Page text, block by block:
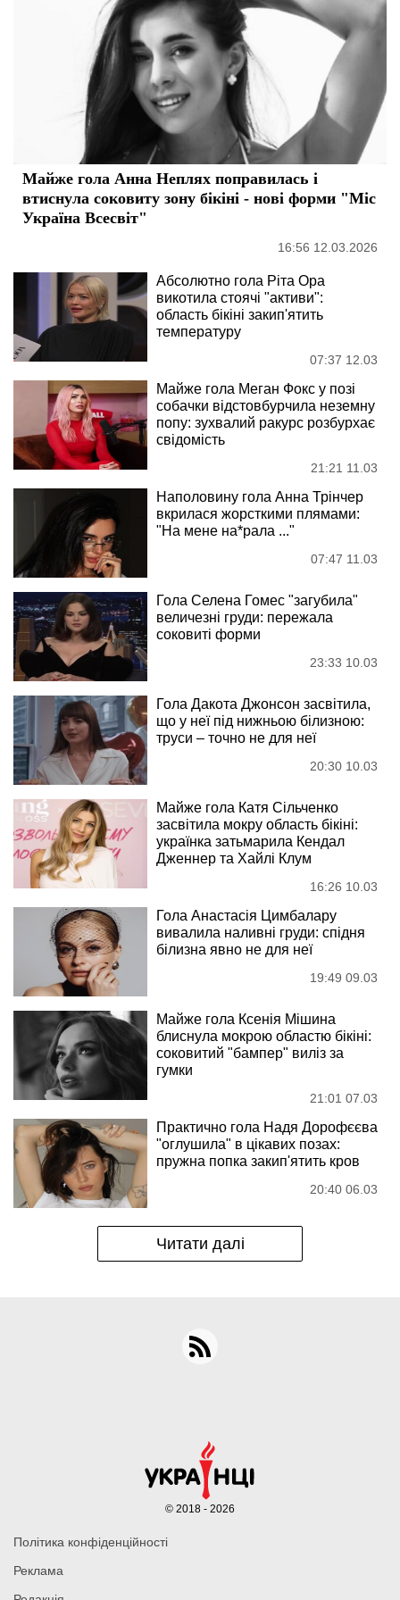
Майже гола Анна Неплях поправилась і
втиснула соковиту зону бікіні - нові форми "Міс
Україна Всесвіт"
16:56 12.03.2026
Абсолютно гола Ріта Ора
викотила стоячі "активи":
область бікіні закип'ятить
температуру
07:37 12.03
Майже гола Меган Фокс у позі
собачки відстовбурчила неземну
попу: зухвалий ракурс розбурхає
свідомість
21:21 11.03
Наполовину гола Анна Трінчер
вкрилася жорсткими плямами:
"На мене на*рала ..."
07:47 11.03
Гола Селена Гомес "загубила"
величезні груди: пережала
соковиті форми
23:33 10.03
Гола Дакота Джонсон засвітила,
що у неї під нижньою білизною:
труси – точно не для неї
20:30 10.03
Майже гола Катя Сільченко
засвітила мокру область бікіні:
українка затьмарила Кендал
Дженнер та Хайлі Клум
16:26 10.03
Гола Анастасія Цимбалару
вивалила наливні груди: спідня
білизна явно не для неї
19:49 09.03
Майже гола Ксенія Мішина
блиснула мокрою областю бікіні:
соковитий "бампер" виліз за
гумки
21:01 07.03
Практично гола Надя Дорофєєва
"оглушила" в цікавих позах:
пружна попка закип'ятить кров
20:40 06.03
Читати далі
Політика конфіденційності
Реклама
© 2018 - 2026